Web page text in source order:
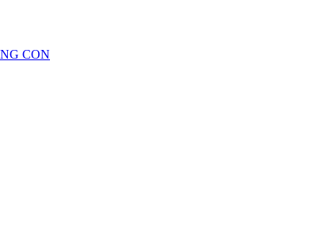
CON